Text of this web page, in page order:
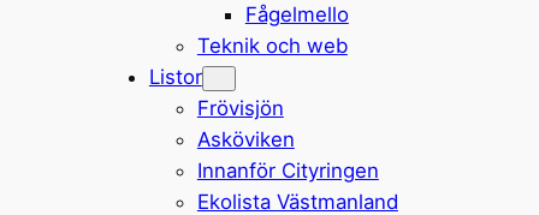
Fågelmello
Teknik och web
Listor
Frövisjön
Asköviken
Innanför Cityringen
Ekolista Västmanland